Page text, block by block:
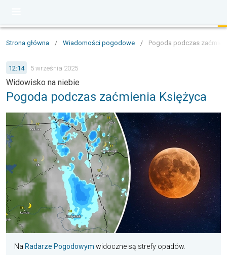
Strona główna / Wiadomości pogodowe / Pogoda podczas
12:14 5 września 2025
Widowisko na niebie
Pogoda podczas zaćmienia Księżyca
Na Radarze Pogodowym widoczne są strefy opadów.